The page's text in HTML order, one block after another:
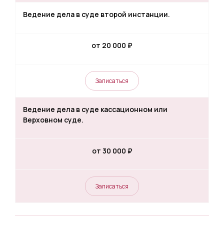
Ведение дела в суде второй инстанции.
от 20 000 ₽
Записаться
Ведение дела в суде кассационном или
Верховном суде.
от 30 000 ₽
Записаться